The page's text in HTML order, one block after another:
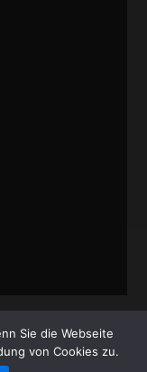
/
Sie die Webseite
von Cookies zu.